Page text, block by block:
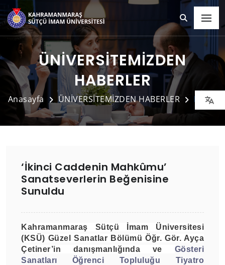
ÜNİVERSİTEMİZDEN
HABERLER
Anasayfa ÜNİVERSİTEMİZDEN HABERLER Detay
‘İkinci Caddenin Mahkûmu’
Sanatseverlerin Beğenisine
Sunuldu
Kahramanmaraş Sütçü İmam Üniversitesi
(KSÜ) Güzel Sanatlar Bölümü Öğr. Gör. Ayça
Çetiner’in danışmanlığında ve Gösteri
Sanatları Öğrenci Topluluğu Tiyatro